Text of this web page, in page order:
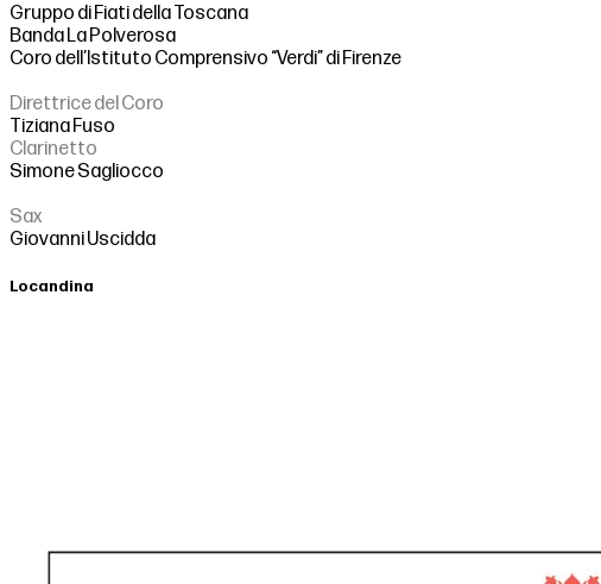
Gruppo di Fiati della Toscana
Banda La Polverosa
Coro dell’Istituto Comprensivo “Verdi” di Firenze
Direttrice del Coro
Tiziana Fuso
Clarinetto
Simone Sagliocco
Sax
Giovanni Uscidda
Locandina